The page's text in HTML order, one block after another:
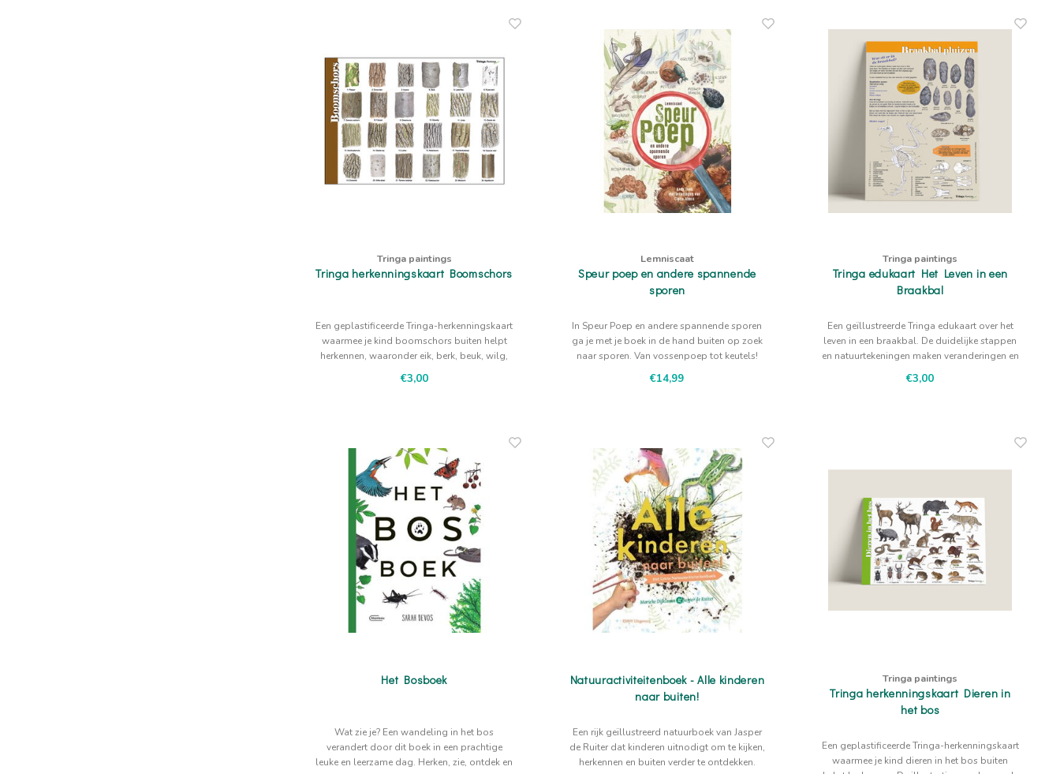
Tringa paintings
Tringa herkenningskaart Boomschors
Een geplastificeerde Tringa-herkenningskaart
waarmee je kind boomschors buiten helpt
herkennen, waaronder eik, berk, beuk, wilg,
herkennen aan hun schors met deze handige
herkenningskaart /. De illustraties van Jasper
€3,00
Lemniscaat
Speur poep en andere spannende
sporen
In Speur Poep en andere spannende sporen
ga je met je boek in de hand buiten op zoek
naar sporen. Van vossenpoep tot keutels!
€14,99
Tringa paintings
Tringa edukaart Het Leven in een
Braakbal
Een geïllustreerde Tringa edukaart over het
leven in een braakbal. De duidelijke stappen
en natuurtekeningen maken veranderingen en
samenhang in de natuur zichtbaar.
€3,00
Het Bosboek
Wat zie je? Een wandeling in het bos
verandert door dit boek in een prachtige
leuke en leerzame dag. Herken, zie, ontdek en
Natuuractiviteitenboek - Alle kinderen
naar buiten!
Een rijk geïllustreerd natuurboek van Jasper
de Ruiter dat kinderen uitnodigt om te kijken,
herkennen en buiten verder te ontdekken.
Tringa paintings
Tringa herkenningskaart Dieren in
het bos
Een geplastificeerde Tringa-herkenningskaart
waarmee je kind dieren in het bos buiten